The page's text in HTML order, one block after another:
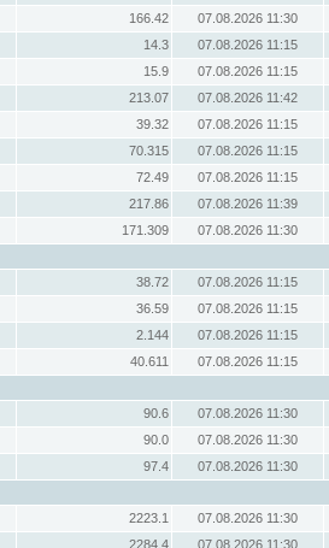
166.42
07.08.2026 11:30
14.3
07.08.2026 11:15
15.9
07.08.2026 11:15
213.07
07.08.2026 11:42
39.32
07.08.2026 11:15
70.315
07.08.2026 11:15
72.49
07.08.2026 11:15
217.86
07.08.2026 11:39
171.309
07.08.2026 11:30
38.72
07.08.2026 11:15
36.59
07.08.2026 11:15
2.144
07.08.2026 11:15
40.611
07.08.2026 11:15
90.6
07.08.2026 11:30
90.0
07.08.2026 11:30
97.4
07.08.2026 11:30
2223.1
07.08.2026 11:30
2284.4
07.08.2026 11:30